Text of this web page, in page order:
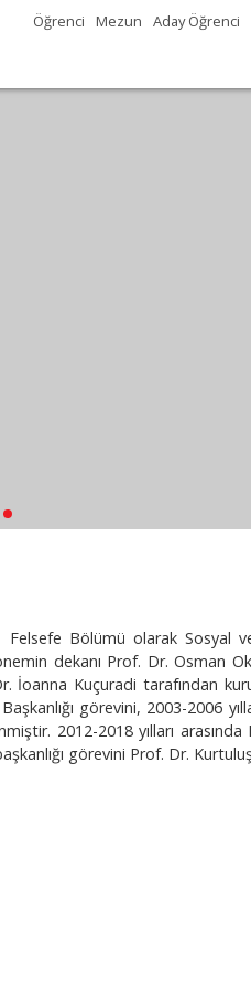
Öğrenci Mezun Aday Öğrenci
Felsefe Bölümü olarak Sosyal
dekanı Prof. Dr. Osman
İoanna Kuçuradi tarafından
görevini, 2003-2006
2012-2018 yılları
görevini Prof. Dr.